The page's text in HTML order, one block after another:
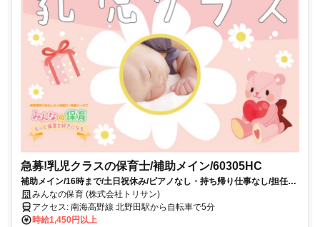
急募!乳児クラスの保育士/補助メイン/60305HC
補助メイン/16時まで/土日祝休み/ピアノなし・持ち帰り仕事なし/担任業
務なし/60305HC
みんなの保育 (株式会社トリサン)
アクセス: 南海高野線 北野田駅から自転車で5分
時給1,450円以上